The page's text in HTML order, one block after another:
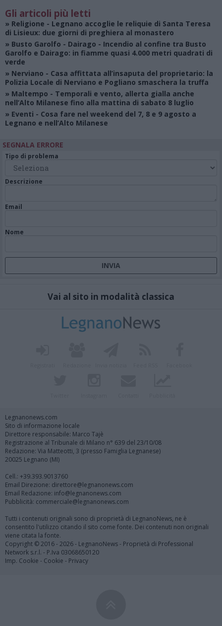
Gli articoli più letti
» Religione - Legnano accoglie le reliquie di Santa Teresa
di Lisieux: due giorni di preghiera al monastero
» Busto Garolfo - Dairago - Incendio al confine tra Busto
Garolfo e Dairago: in fiamme quasi 4.000 metri quadrati di
verde
» Nerviano - Casa affittata all’insaputa del proprietario: la
Polizia Locale di Nerviano e Pogliano smaschera la truffa
» Maltempo - Temporali e vento, allerta gialla anche
nell’Alto Milanese fino alla mattina di sabato 8 luglio
» Eventi - Cosa fare nel weekend del 7, 8 e 9 agosto a
Legnano e nell’Alto Milanese
SEGNALA ERRORE
Tipo di problema
Descrizione
Email
Nome
Vai al sito in modalità classica
Legnanonews.com
Sito di informazione locale
Direttore responsabile: Marco Tajè
Registrazione al Tribunale di Milano n° 639 del 23/10/08
Redazione: Via Matteotti, 3 (presso Famiglia Legnanese)
20025 Legnano (MI)
Cell.: +39.393.9013760
Email Direzione: direttore@legnanonews.com
Email Redazione: info@legnanonews.com
Pubblicità: commerciale@legnanonews.com
Tutti i contenuti originali sono di proprietà di LegnanoNews, ne è
consentito l'utilizzo citando il sito come fonte. Dei contenuti non originali
viene citata la fonte.
Copyright © 2016 - 2026 - LegnanoNews - Proprietà di Professional
Network s.r.l. - P.Iva 03068650120
Imp. Cookie - Cookie - Privacy